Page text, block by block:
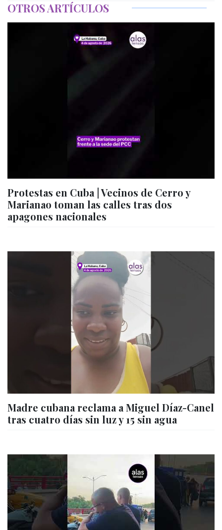
OTROS ARTÍCULOS
Protestas en Cuba | Vecinos de Cerro y
Marianao toman las calles tras dos
apagones nacionales
Madre cubana reclama a Miguel Díaz-Canel
tras cuatro días sin luz y 15 sin agua